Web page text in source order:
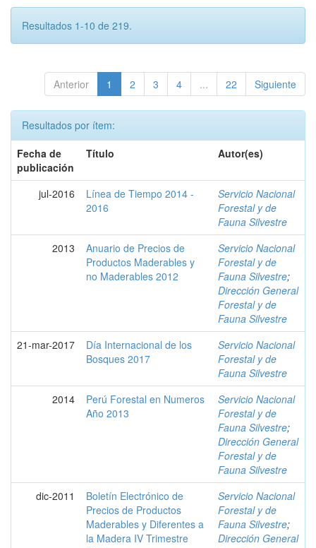
Resultados 1-10 de 219.
Anterior 1 2 3 4 ... 22 Siguiente
Resultados por ítem:
Fecha de
publicación
Título Autor(es)
jul-2016
Línea de Tiempo 2014 -
2016
Servicio Nacional
Forestal y de
Fauna Silvestre
2013
Anuario de Precios de
Productos Maderables y
no Maderables 2012
Servicio Nacional
Forestal y de
Fauna Silvestre;
Dirección General
Forestal y de
Fauna Silvestre
21-mar-2017
Día Internacional de los
Bosques 2017
Servicio Nacional
Forestal y de
Fauna Silvestre
2014
Perú Forestal en Numeros
Año 2013
Servicio Nacional
Forestal y de
Fauna Silvestre;
Dirección General
Forestal y de
Fauna Silvestre
dic-2011
Boletín Electrónico de
Precios de Productos
Maderables y Diferentes a
la Madera IV Trimestre
Servicio Nacional
Forestal y de
Fauna Silvestre;
Dirección General